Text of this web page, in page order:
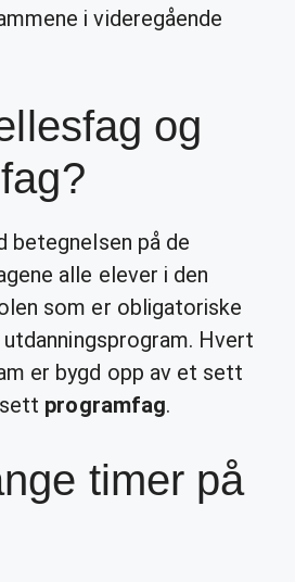
i videregående
og
betegnelsen på de
alle elever i den
som er obligatoriske
Hvert
er bygd opp av et sett
programfag.
timer på